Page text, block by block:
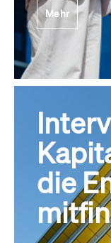
Mehr
die